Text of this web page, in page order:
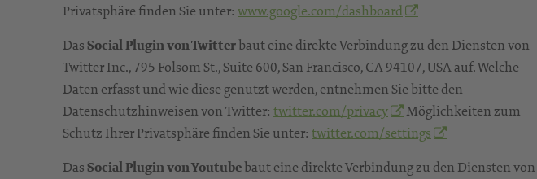
Privatsphäre finden Sie unter: www.google.com/dashboard
DasSocial Plugin von Twitterbaut eine direkte Verbindung zu den Diensten von
Twitter Inc., 795 Folsom St., Suite 600, San Francisco, CA 94107, USA auf. Welche
Daten erfasst und wie diese genutzt werden, entnehmen Sie bitte den
Datenschutzhinweisen von Twitter: twitter.com/privacy
Möglichkeiten zum
Schutz Ihrer Privatsphäre finden Sie unter: twitter.com/settings
DasSocial Plugin von Youtubebaut eine direkte Verbindung zu den Diensten von